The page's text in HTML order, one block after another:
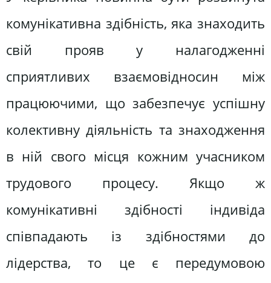
комунікативна здібність, яка знаходить
свій прояв у налагодженні
сприятливих взаємовідносин між
працюючими, що забезпечує успішну
колективну діяльність та знаходження
в ній свого місця кожним учасником
трудового процесу. Якщо ж
комунікативні здібності індивіда
співпадають із здібностями до
лідерства, то це є передумовою